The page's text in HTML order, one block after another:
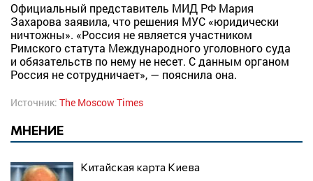
Официальный представитель МИД РФ Мария
Захарова заявила, что решения МУС «юридически
ничтожны». «Россия не является участником
Римского статута Международного уголовного суда
и обязательств по нему не несет. С данным органом
Россия не сотрудничает», — пояснила она.
Источник: The Moscow Times
МНЕНИЕ
Китайская карта Киева